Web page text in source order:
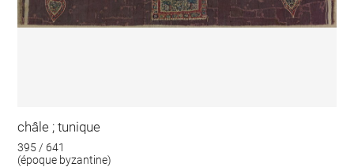
châle ; tunique
395 / 641
(époque byzantine)